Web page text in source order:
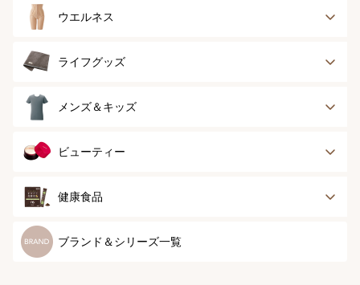
ブラジャー
ボディースーツ
ランジェリー
イツ
ウエルネス
健康サポート
スポーツ
ライフグッズ
アウター
グッズ
メンズ＆キッズ
メンズトップ
メンズソックス
ビューティー
スキンケア
スペシャルケア
健康食品
健康食品
ブランド＆シリーズ一覧